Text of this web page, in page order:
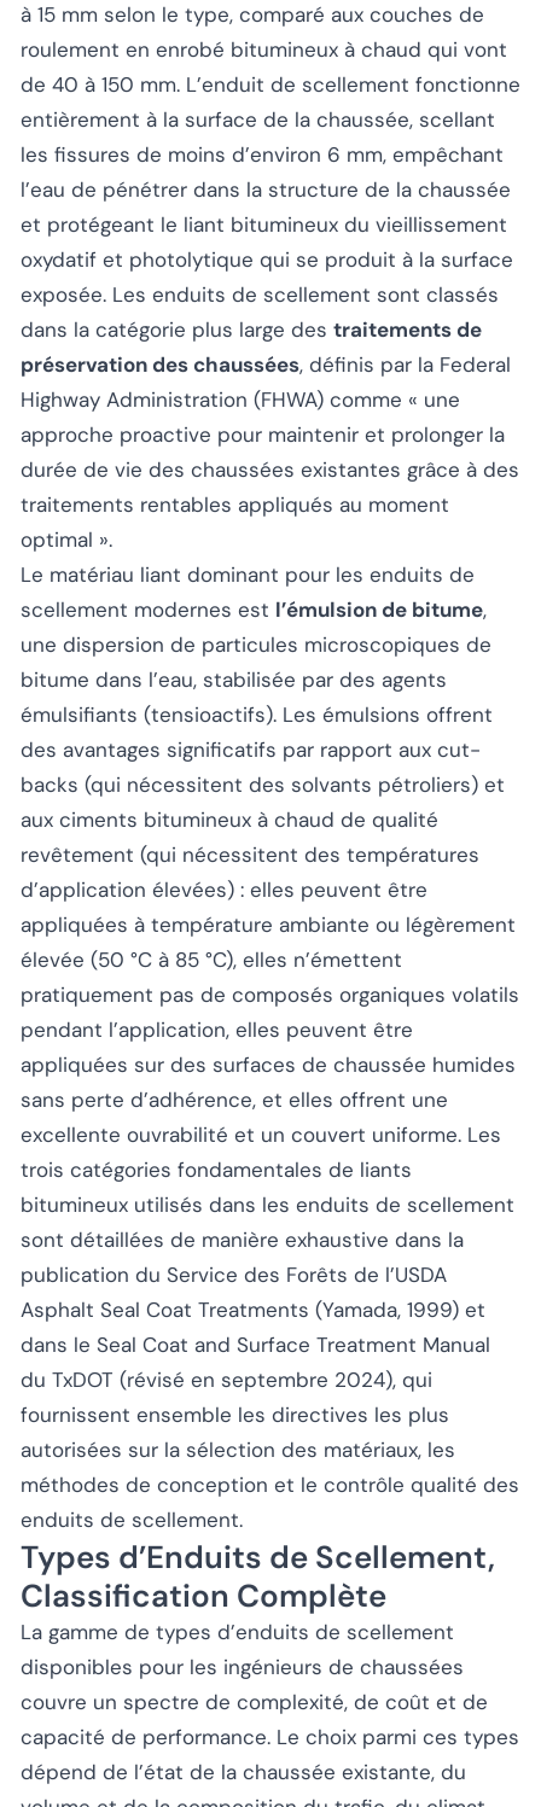
à 15 mm selon le type, comparé aux couches de
roulement en enrobé bitumineux à chaud qui vont
de 40 à 150 mm. L’enduit de scellement fonctionne
entièrement à la surface de la chaussée, scellant
les fissures de moins d’environ 6 mm, empêchant
l’eau de pénétrer dans la structure de la chaussée
et protégeant le liant bitumineux du vieillissement
oxydatif et photolytique qui se produit à la surface
exposée. Les enduits de scellement sont classés
dans la catégorie plus large des traitements de
préservation des chaussées, définis par la Federal
Highway Administration (FHWA) comme « une
approche proactive pour maintenir et prolonger la
durée de vie des chaussées existantes grâce à des
traitements rentables appliqués au moment
optimal ».
Le matériau liant dominant pour les enduits de
scellement modernes est l’émulsion de bitume,
une dispersion de particules microscopiques de
bitume dans l’eau, stabilisée par des agents
émulsifiants (tensioactifs). Les émulsions offrent
des avantages significatifs par rapport aux cut-
backs (qui nécessitent des solvants pétroliers) et
aux ciments bitumineux à chaud de qualité
revêtement (qui nécessitent des températures
d’application élevées) : elles peuvent être
appliquées à température ambiante ou légèrement
élevée (50 °C à 85 °C), elles n’émettent
pratiquement pas de composés organiques volatils
pendant l’application, elles peuvent être
appliquées sur des surfaces de chaussée humides
sans perte d’adhérence, et elles offrent une
excellente ouvrabilité et un couvert uniforme. Les
trois catégories fondamentales de liants
bitumineux utilisés dans les enduits de scellement
sont détaillées de manière exhaustive dans la
publication du Service des Forêts de l’USDA
Asphalt Seal Coat Treatments (Yamada, 1999) et
dans le Seal Coat and Surface Treatment Manual
du TxDOT (révisé en septembre 2024), qui
fournissent ensemble les directives les plus
autorisées sur la sélection des matériaux, les
méthodes de conception et le contrôle qualité des
enduits de scellement.
Types d’Enduits de Scellement,
Classification Complète
La gamme de types d’enduits de scellement
disponibles pour les ingénieurs de chaussées
couvre un spectre de complexité, de coût et de
capacité de performance. Le choix parmi ces types
dépend de l’état de la chaussée existante, du